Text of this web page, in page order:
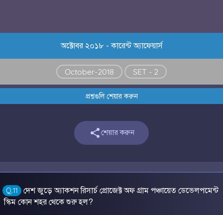
অক্টোবর ২০১৮ - কারেন্ট অ্যাফেয়ার্স
October-2018 SET - 2
প্রশ্নগুলি শেয়ার করুন
শেয়ার করুন
Q.11
দেশ জুড়ে অ্যাকশন রিসার্চ প্রোজেক্ট অফ গ্রাম পঞ্চায়েত ডেভেলপমেন্ট
স্কিম কোন শহর থেকে শুরু হল?